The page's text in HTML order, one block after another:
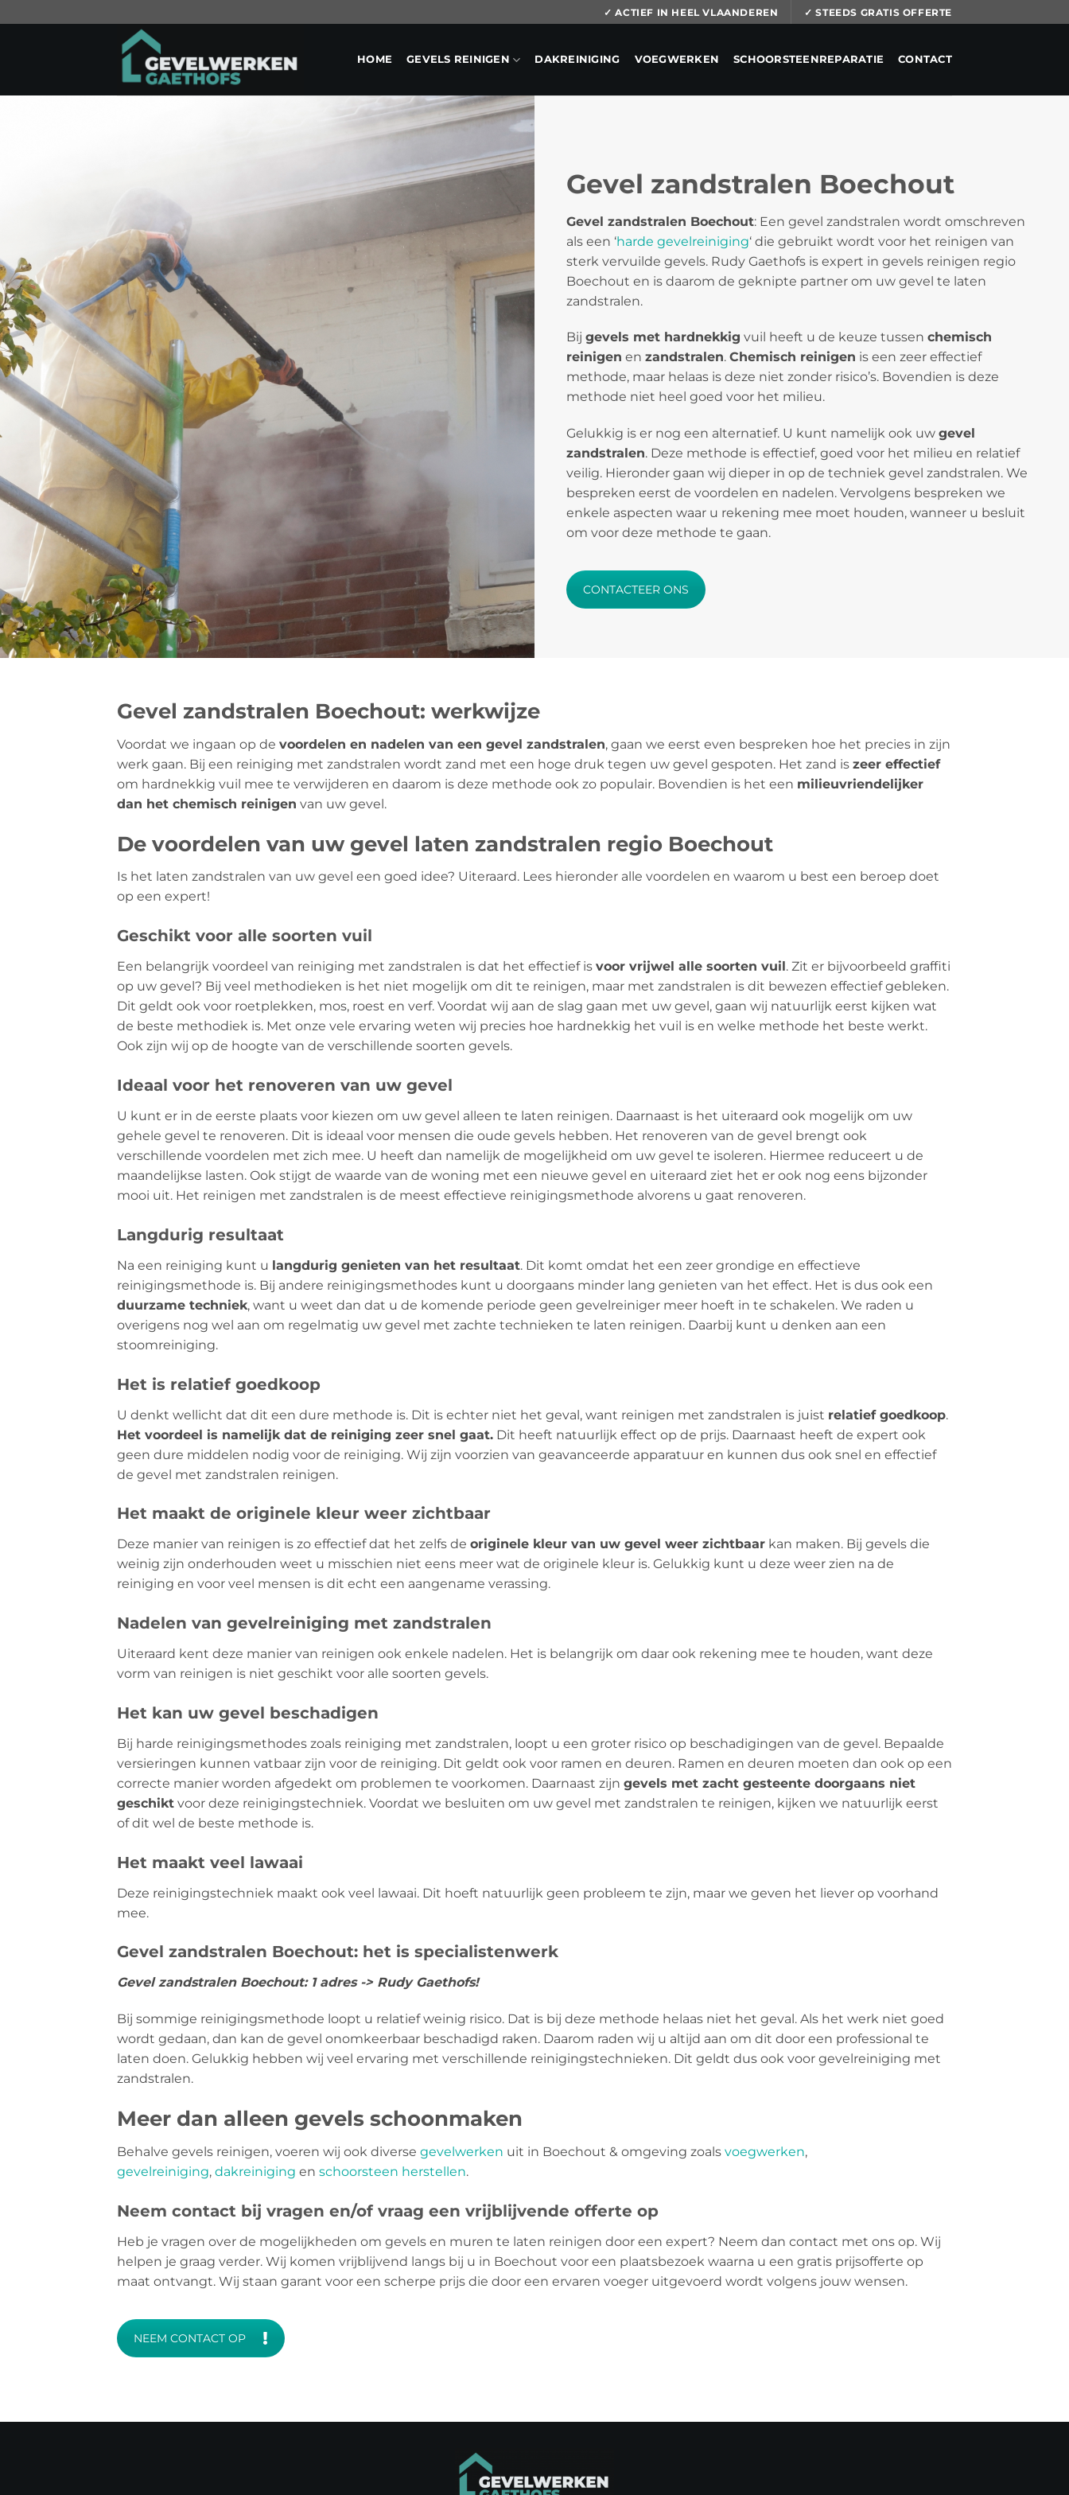
✓ ACTIEF IN HEEL VLAANDEREN ✓ STEEDS GRATIS OFFERTE
HOME GEVELS REINIGEN DAKREINIGING VOEGWERKEN SCHOORSTEENREPARATIE CONTACT
Gevel zandstralen Boechout
Gevel zandstralen Boechout: Een gevel zandstralen wordt omschreven
als een ‘harde gevelreiniging‘ die gebruikt wordt voor het reinigen van
sterk vervuilde gevels. Rudy Gaethofs is expert in gevels reinigen regio
Boechout en is daarom de geknipte partner om uw gevel te laten
zandstralen.
Bij gevels met hardnekkig vuil heeft u de keuze tussen chemisch
reinigen en zandstralen. Chemisch reinigen is een zeer effectief
methode, maar helaas is deze niet zonder risico’s. Bovendien is deze
methode niet heel goed voor het milieu.
Gelukkig is er nog een alternatief. U kunt namelijk ook uw gevel
zandstralen. Deze methode is effectief, goed voor het milieu en relatief
veilig. Hieronder gaan wij dieper in op de techniek gevel zandstralen. We
bespreken eerst de voordelen en nadelen. Vervolgens bespreken we
enkele aspecten waar u rekening mee moet houden, wanneer u besluit
om voor deze methode te gaan.
CONTACTEER ONS
Gevel zandstralen Boechout: werkwijze
Voordat we ingaan op de voordelen en nadelen van een gevel zandstralen, gaan we eerst even bespreken hoe het precies in zijn
werk gaan. Bij een reiniging met zandstralen wordt zand met een hoge druk tegen uw gevel gespoten. Het zand is zeer effectief
om hardnekkig vuil mee te verwijderen en daarom is deze methode ook zo populair. Bovendien is het een milieuvriendelijker
dan het chemisch reinigen van uw gevel.
De voordelen van uw gevel laten zandstralen regio Boechout
Is het laten zandstralen van uw gevel een goed idee? Uiteraard. Lees hieronder alle voordelen en waarom u best een beroep doet
op een expert!
Geschikt voor alle soorten vuil
Een belangrijk voordeel van reiniging met zandstralen is dat het effectief is voor vrijwel alle soorten vuil. Zit er bijvoorbeeld graffiti
op uw gevel? Bij veel methodieken is het niet mogelijk om dit te reinigen, maar met zandstralen is dit bewezen effectief gebleken.
Dit geldt ook voor roetplekken, mos, roest en verf. Voordat wij aan de slag gaan met uw gevel, gaan wij natuurlijk eerst kijken wat
de beste methodiek is. Met onze vele ervaring weten wij precies hoe hardnekkig het vuil is en welke methode het beste werkt.
Ook zijn wij op de hoogte van de verschillende soorten gevels.
Ideaal voor het renoveren van uw gevel
U kunt er in de eerste plaats voor kiezen om uw gevel alleen te laten reinigen. Daarnaast is het uiteraard ook mogelijk om uw
gehele gevel te renoveren. Dit is ideaal voor mensen die oude gevels hebben. Het renoveren van de gevel brengt ook
verschillende voordelen met zich mee. U heeft dan namelijk de mogelijkheid om uw gevel te isoleren. Hiermee reduceert u de
maandelijkse lasten. Ook stijgt de waarde van de woning met een nieuwe gevel en uiteraard ziet het er ook nog eens bijzonder
mooi uit. Het reinigen met zandstralen is de meest effectieve reinigingsmethode alvorens u gaat renoveren.
Langdurig resultaat
Na een reiniging kunt u langdurig genieten van het resultaat. Dit komt omdat het een zeer grondige en effectieve
reinigingsmethode is. Bij andere reinigingsmethodes kunt u doorgaans minder lang genieten van het effect. Het is dus ook een
duurzame techniek, want u weet dan dat u de komende periode geen gevelreiniger meer hoeft in te schakelen. We raden u
overigens nog wel aan om regelmatig uw gevel met zachte technieken te laten reinigen. Daarbij kunt u denken aan een
stoomreiniging.
Het is relatief goedkoop
U denkt wellicht dat dit een dure methode is. Dit is echter niet het geval, want reinigen met zandstralen is juist relatief goedkoop.
Het voordeel is namelijk dat de reiniging zeer snel gaat. Dit heeft natuurlijk effect op de prijs. Daarnaast heeft de expert ook
geen dure middelen nodig voor de reiniging. Wij zijn voorzien van geavanceerde apparatuur en kunnen dus ook snel en effectief
de gevel met zandstralen reinigen.
Het maakt de originele kleur weer zichtbaar
Deze manier van reinigen is zo effectief dat het zelfs de originele kleur van uw gevel weer zichtbaar kan maken. Bij gevels die
weinig zijn onderhouden weet u misschien niet eens meer wat de originele kleur is. Gelukkig kunt u deze weer zien na de
reiniging en voor veel mensen is dit echt een aangename verassing.
Nadelen van gevelreiniging met zandstralen
Uiteraard kent deze manier van reinigen ook enkele nadelen. Het is belangrijk om daar ook rekening mee te houden, want deze
vorm van reinigen is niet geschikt voor alle soorten gevels.
Het kan uw gevel beschadigen
Bij harde reinigingsmethodes zoals reiniging met zandstralen, loopt u een groter risico op beschadigingen van de gevel. Bepaalde
versieringen kunnen vatbaar zijn voor de reiniging. Dit geldt ook voor ramen en deuren. Ramen en deuren moeten dan ook op een
correcte manier worden afgedekt om problemen te voorkomen. Daarnaast zijn gevels met zacht gesteente doorgaans niet
geschikt voor deze reinigingstechniek. Voordat we besluiten om uw gevel met zandstralen te reinigen, kijken we natuurlijk eerst
of dit wel de beste methode is.
Het maakt veel lawaai
Deze reinigingstechniek maakt ook veel lawaai. Dit hoeft natuurlijk geen probleem te zijn, maar we geven het liever op voorhand
mee.
Gevel zandstralen Boechout: het is specialistenwerk
Gevel zandstralen Boechout: 1 adres -> Rudy Gaethofs!
Bij sommige reinigingsmethode loopt u relatief weinig risico. Dat is bij deze methode helaas niet het geval. Als het werk niet goed
wordt gedaan, dan kan de gevel onomkeerbaar beschadigd raken. Daarom raden wij u altijd aan om dit door een professional te
laten doen. Gelukkig hebben wij veel ervaring met verschillende reinigingstechnieken. Dit geldt dus ook voor gevelreiniging met
zandstralen.
Meer dan alleen gevels schoonmaken
Behalve gevels reinigen, voeren wij ook diverse gevelwerken uit in Boechout & omgeving zoals voegwerken,
gevelreiniging, dakreiniging en schoorsteen herstellen.
Neem contact bij vragen en/of vraag een vrijblijvende offerte op
Heb je vragen over de mogelijkheden om gevels en muren te laten reinigen door een expert? Neem dan contact met ons op. Wij
helpen je graag verder. Wij komen vrijblijvend langs bij u in Boechout voor een plaatsbezoek waarna u een gratis prijsofferte op
maat ontvangt. Wij staan garant voor een scherpe prijs die door een ervaren voeger uitgevoerd wordt volgens jouw wensen.
NEEM CONTACT OP